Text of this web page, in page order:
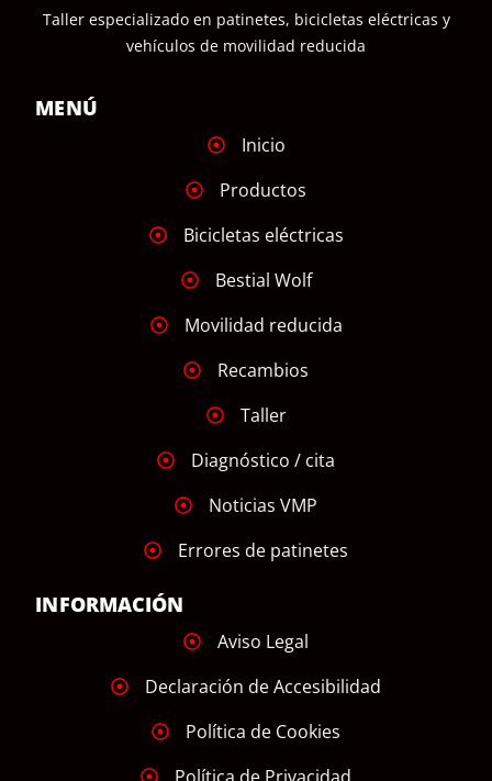
Taller especializado en patinetes, bicicletas eléctricas y
vehículos de movilidad reducida
MENÚ
Inicio
Productos
Bicicletas eléctricas
Bestial Wolf
Movilidad reducida
Recambios
Taller
Diagnóstico / cita
Noticias VMP
Errores de patinetes
INFORMACIÓN
Aviso Legal
Declaración de Accesibilidad
Política de Cookies